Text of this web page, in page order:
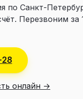
по Санкт-
Перезвоним за
28
онлайн →